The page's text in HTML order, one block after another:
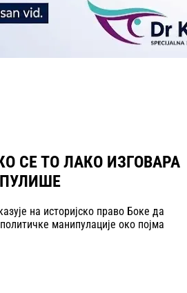
СЕ ТО ЛАКО ИЗГОВАРА
на историјско право Боке да
манипулације око појма